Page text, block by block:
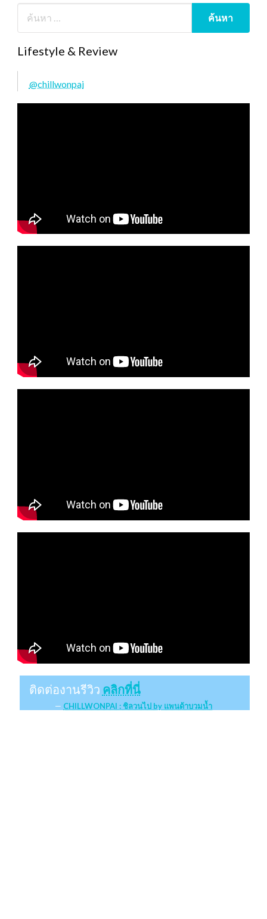
Lifestyle & Review
@chillwonpai
ติดต่องานรีวิว คลิกที่นี่
CHILLWONPAI : ชิลวนไป by แพนด้าบวมน้ำ